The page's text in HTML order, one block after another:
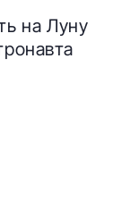
на Луну